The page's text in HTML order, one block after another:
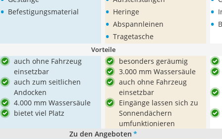
• Befestigungsmaterial • Heringe
• Abspannleinen
• Tragetasche
•
•
Vorteile
auch ohne Fahrzeug
einsetzbar
auch zum seitlichen
Andocken
4.000 mm Wassersäule
bietet viel Platz
besonders geräumig
3.000 mm Wassersäule
auch ohne Fahrzeug
einsetzbar
Eingänge lassen sich zu
Sonnendächern
umfunktionieren
Zu den Angeboten *